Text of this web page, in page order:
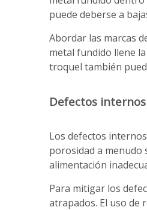
puede deberse a
Abordar las marcas
metal fundido llene
troquel también
Defectos
Los defectos
porosidad a menudo
alimentación
Para mitigar los
atrapados. El uso de